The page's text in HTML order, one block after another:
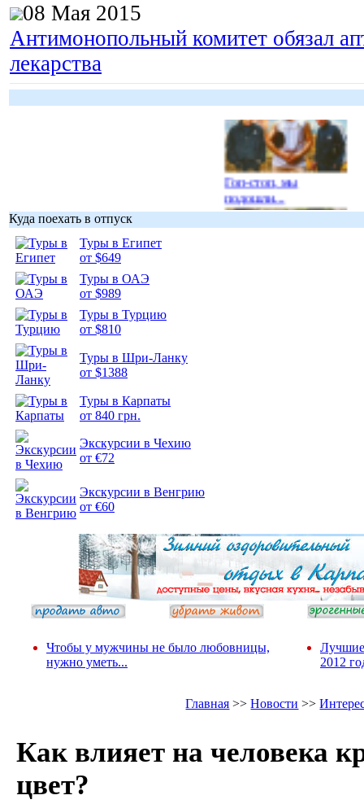
08 Мая 2015
Антимонопольный комитет обязал
лекарства
Гоп-стоп, мы
подошли...
Куда поехать в отпуск
Туры в Египет
от $649
Туры в ОАЭ
от $989
Туры в Турцию
от $810
Туры в Шри-Ланку
от $1388
Туры в Карпаты
от 840 грн.
Экскурсии в Чехию
от €72
Экскурсии в Венгрию
от €60
Чтобы у мужчины не было любовницы,
нужно уметь...
Лучшие
2012
Главная >>Новости >>
Как влияет на человека
цвет?